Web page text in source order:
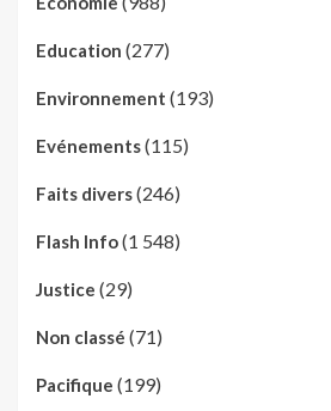
Education (277)
Environnement (193)
Evénements(115)
Faits divers(246)
Flash Info(1 548)
Justice (29)
Non classé (71)
Pacifique (199)